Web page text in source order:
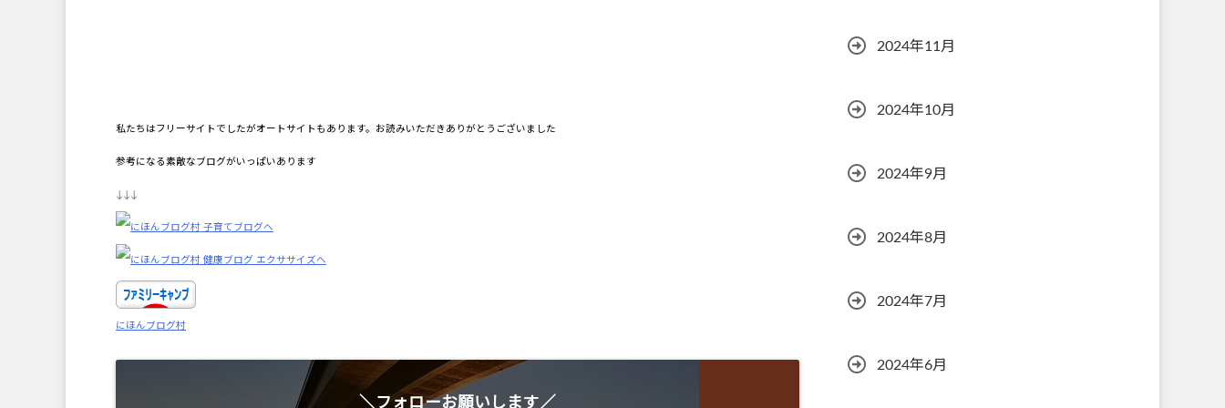
私たちはフリーサイトでしたがオートサイトもあります。お読みいただきありがとうございました
参考になる素敵なブログがいっぱいあります
↓↓↓
にほんブログ村
＼フォローお願いします／
2024年11月
2024年10月
2024年9月
2024年8月
2024年7月
2024年6月